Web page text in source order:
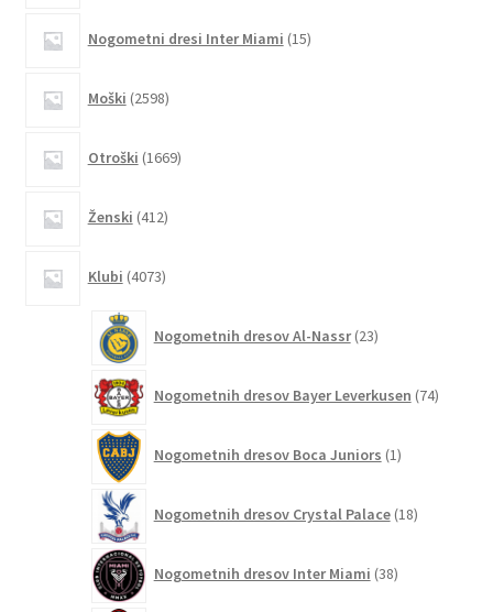
Nogometni dresi Inter Miami 15izdelkov
Moški 2598izdelkov
Otroški 1669izdelkov
Ženski 412izdelkov
Klubi 4073izdelkov
Nogometnih dresov Al-Nassr 23izdelkov
Nogometnih dresov Bayer Leverkusen 74izdelkov
Nogometnih dresov Boca Juniors 1izdelek
Nogometnih dresov Crystal Palace 18izdelkov
Nogometnih dresov Inter Miami 38izdelkov